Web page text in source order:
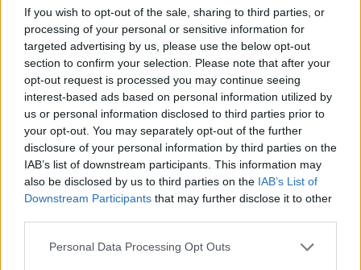
If you wish to opt-out of the sale, sharing to third parties, or
processing of your personal or sensitive information for
targeted advertising by us, please use the below opt-out
section to confirm your selection. Please note that after your
opt-out request is processed you may continue seeing
interest-based ads based on personal information utilized by
us or personal information disclosed to third parties prior to
your opt-out. You may separately opt-out of the further
disclosure of your personal information by third parties on the
IAB’s list of downstream participants. This information may
also be disclosed by us to third parties on the IAB’s List of
Downstream Participants that may further disclose it to other
Personal Data Processing Opt Outs
ακολουθήσει τον σύνδεσμο από την επίσημη
ιστοσελίδα. Αν έχεις κάποια από αυτές τις
εφαρμογές, διάγραψέ την.
Cybersecurity smartphone